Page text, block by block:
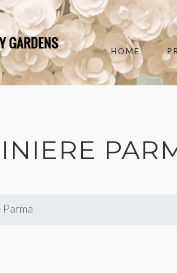
HOME
Parma